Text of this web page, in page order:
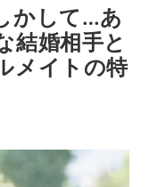
かして…あ
結婚相手と
メイトの特